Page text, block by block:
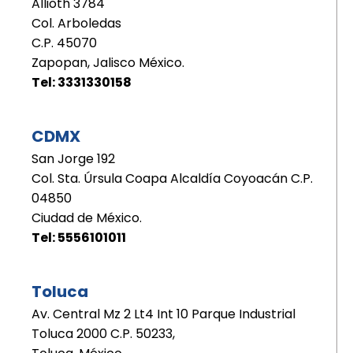
Col. Arboledas
C.P. 45070
Zapopan, Jalisco México.
Tel: 3331330158
CDMX
San Jorge 192
Col. Sta. Úrsula Coapa Alcaldía Coyoacán C.P.
04850
Ciudad de México.
Tel: 5556101011
Toluca
Av. Central Mz 2 Lt4 Int 10 Parque Industrial
Toluca 2000 C.P. 50233,